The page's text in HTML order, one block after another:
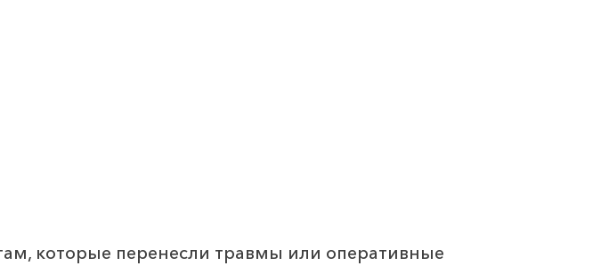
которые перенесли травмы или оперативные